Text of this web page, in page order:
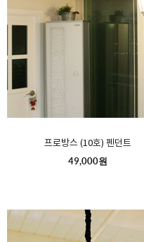
프로방스 (10호) 펜던트
49,000원